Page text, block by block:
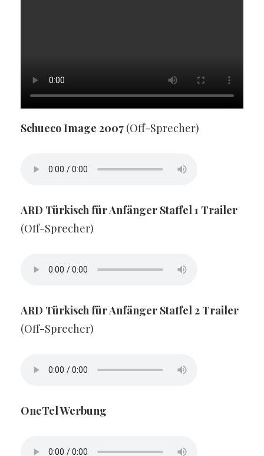
Schueco Image 2007 (Off-Sprecher)
ARD Türkisch für Anfänger Staffel 1 Trailer
(Off-Sprecher)
ARD Türkisch für Anfänger Staffel 2 Trailer
(Off-Sprecher)
OneTel Werbung